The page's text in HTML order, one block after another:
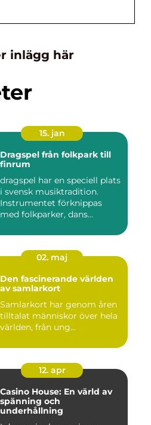
inlägg här
15. jan
Dragspel från folkpark till
finrum
dragspel har en speciell plats
i svensk musiktradition.
Instrumentet förknippas
med folkparker, dans...
02. maj
Den fascinerande världen
av samlarkort
Samlarkort har genom åren
tilltalat människor över hela
världen, från ung...
12. apr
Casino House: En värld av
spänning och
underhållning